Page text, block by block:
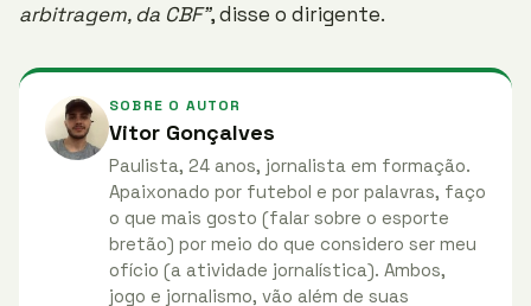
arbitragem, da CBF”, disse o dirigente.
SOBRE O AUTOR
Vitor Gonçalves
Paulista, 24 anos, jornalista em formação.
Apaixonado por futebol e por palavras, faço
o que mais gosto (falar sobre o esporte
bretão) por meio do que considero ser meu
ofício (a atividade jornalística). Ambos,
jogo e jornalismo, vão além de suas